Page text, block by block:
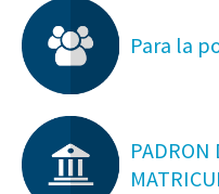
Para la
PADRON